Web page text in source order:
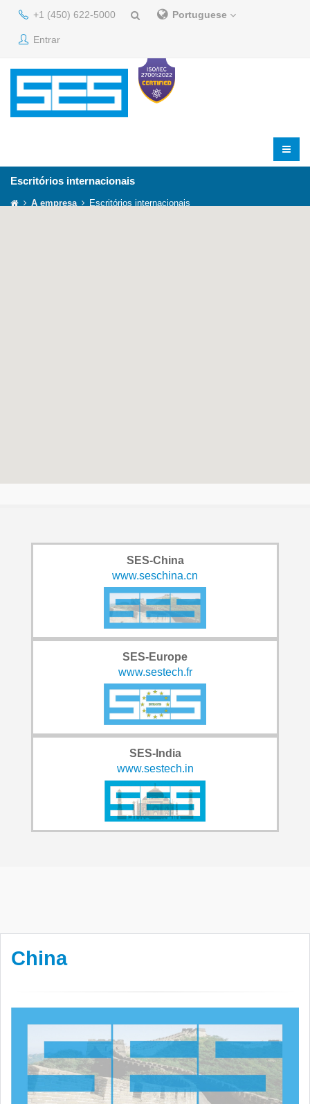
+1 (450) 622-5000 Portuguese
Entrar
Escritórios internacionais
A empresa Escritórios internacionais
SES-China
www.seschina.cn
SES-Europe
www.sestech.fr
SES-India
www.sestech.in
China